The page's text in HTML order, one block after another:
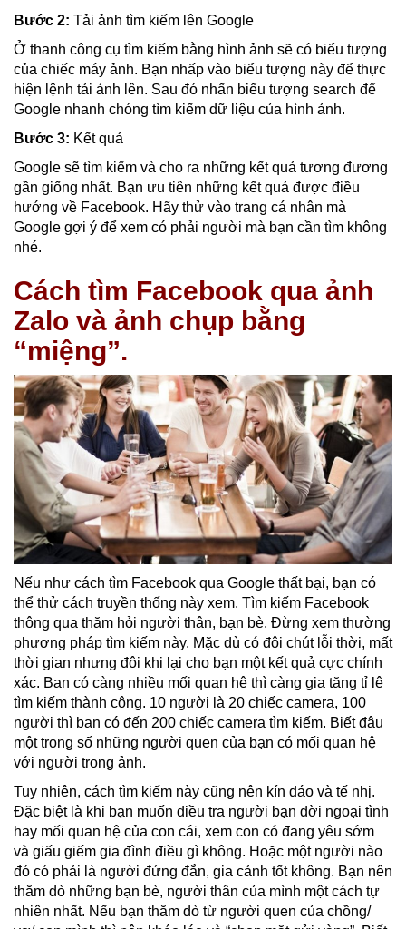
Bước 2: Tải ảnh tìm kiếm lên Google
Ở thanh công cụ tìm kiếm bằng hình ảnh sẽ có biểu tượng
của chiếc máy ảnh. Bạn nhấp vào biểu tượng này để thực
hiện lệnh tải ảnh lên. Sau đó nhấn biểu tượng search để
Google nhanh chóng tìm kiếm dữ liệu của hình ảnh.
Bước 3: Kết quả
Google sẽ tìm kiếm và cho ra những kết quả tương đương
gần giống nhất. Bạn ưu tiên những kết quả được điều
hướng về Facebook. Hãy thử vào trang cá nhân mà
Google gợi ý để xem có phải người mà bạn cần tìm không
nhé.
Cách tìm Facebook qua ảnh
Zalo và ảnh chụp bằng
“miệng”.
Nếu như cách tìm Facebook qua Google thất bại, bạn có
thể thử cách truyền thống này xem. Tìm kiếm Facebook
thông qua thăm hỏi người thân, bạn bè. Đừng xem thường
phương pháp tìm kiếm này. Mặc dù có đôi chút lỗi thời, mất
thời gian nhưng đôi khi lại cho bạn một kết quả cực chính
xác. Bạn có càng nhiều mối quan hệ thì càng gia tăng tỉ lệ
tìm kiếm thành công. 10 người là 20 chiếc camera, 100
người thì bạn có đến 200 chiếc camera tìm kiếm. Biết đâu
một trong số những người quen của bạn có mối quan hệ
với người trong ảnh.
Tuy nhiên, cách tìm kiếm này cũng nên kín đáo và tế nhị.
Đặc biệt là khi bạn muốn điều tra người bạn đời ngoại tình
hay mối quan hệ của con cái, xem con có đang yêu sớm
và giấu giếm gia đình điều gì không. Hoặc một người nào
đó có phải là người đứng đắn, gia cảnh tốt không. Bạn nên
thăm dò những bạn bè, người thân của mình một cách tự
nhiên nhất. Nếu bạn thăm dò từ người quen của chồng/